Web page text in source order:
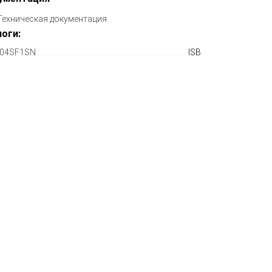
документация
ISB